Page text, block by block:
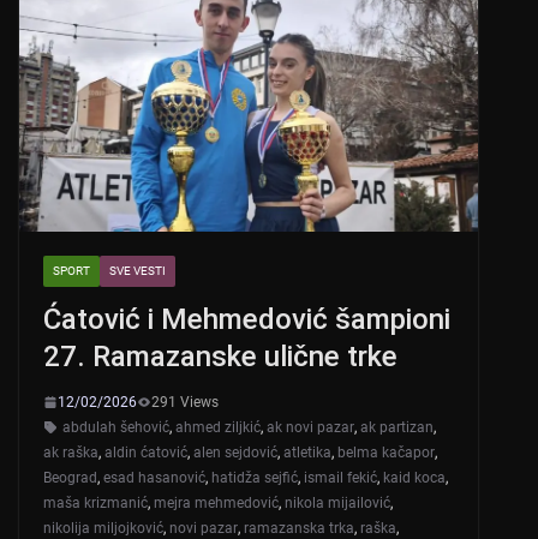
SPORT SVE VESTI
Ćatović i Mehmedović šampioni
27. Ramazanske ulične trke
12/02/2026
291 Views
abdulah šehović, ahmed ziljkić, ak novi pazar, ak partizan,
ak raška, aldin ćatović, alen sejdović, atletika, belma kačapor,
Beograd, esad hasanović, hatidža sejfić, ismail fekić, kaid koca,
maša krizmanić, mejra mehmedović, nikola mijailović,
nikolija miljojković, novi pazar, ramazanska trka, raška,